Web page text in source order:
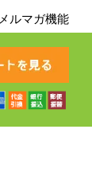
メルマガ機能